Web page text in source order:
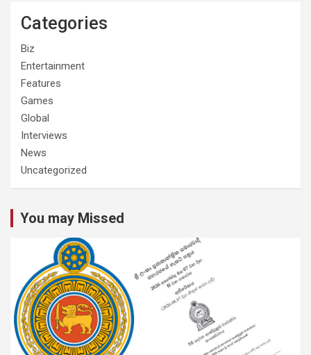
Categories
Biz
Entertainment
Features
Games
Global
Interviews
News
Uncategorized
You may Missed